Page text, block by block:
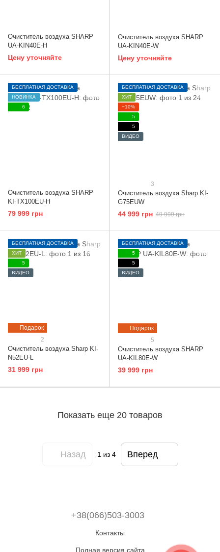
Очиститель воздуха SHARP
UA-KIN40E-H
Цену уточняйте
Очиститель воздуха SHARP
UA-KIN40E-W
Цену уточняйте
БЕСПЛАТНАЯ ДОСТАВКА
НОВИНКА
6
Очиститель воздуха SHARP
KI-TX100EU-H
79 999 грн
БЕСПЛАТНАЯ ДОСТАВКА
ХИТ
−10%
5
5
ВИДЕО
3
Очиститель воздуха Sharp KI-
G75EUW
44 999 грн 49 999 грн
Подарок
БЕСПЛАТНАЯ ДОСТАВКА
ХИТ
5
ВИДЕО
2
Очиститель воздуха Sharp KI-
N52EU-L
31 999 грн
Подарок
БЕСПЛАТНАЯ ДОСТАВКА
5
5
ВИДЕО
5
Очиститель воздуха SHARP
UA-KIL80E-W
39 999 грн
Показать еще 20 товаров
Назад 1из 4 Вперед
+38(066)503-3003
Контакты
Полная версия сайта